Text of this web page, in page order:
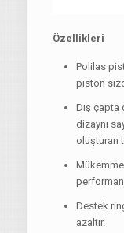
Özellikleri
Polilas
piston
Dış çapta
dizaynı
oluşturan
Destek
azaltır.